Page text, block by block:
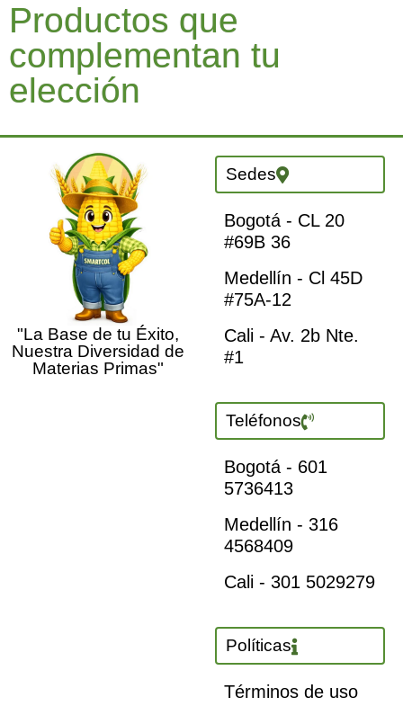
Productos que
complementan tu
elección
"La Base de tu Éxito,
Nuestra Diversidad de
Materias Primas"
Sedes
Bogotá - CL 20
#69B 36
Medellín - Cl 45D
#75A-12
Cali - Av. 2b Nte.
#1
Teléfonos
Bogotá - 601
5736413
Medellín - 316
4568409
Cali - 301 5029279
Políticas
Términos de uso